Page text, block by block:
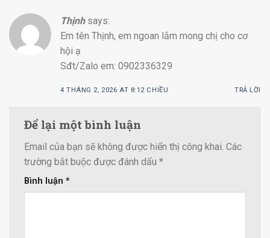
Thịnh says:
Em tên Thịnh, em ngoan lắm mong chị cho cơ
hội ạ
Sđt/Zalo em: 0902336329
4 THÁNG 2, 2026 AT 8:12 CHIỀU TRẢ LỜI
Để lại một bình luận
Email của bạn sẽ không được hiển thị công khai. Các
trường bắt buộc được đánh dấu *
Bình luận *